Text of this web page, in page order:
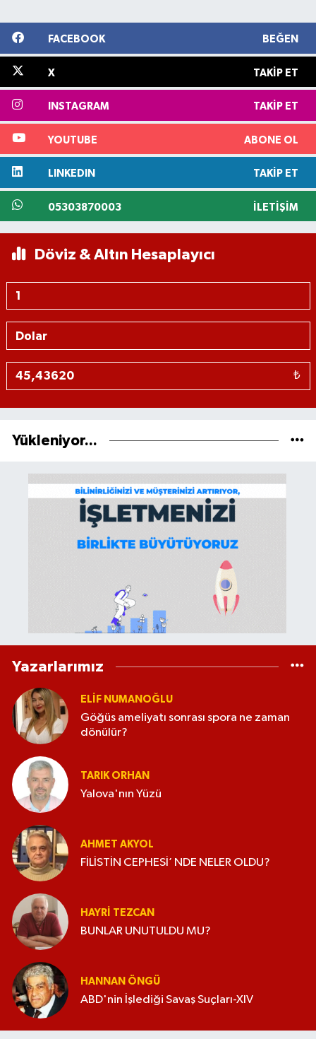
FACEBOOK BEĞEN
X TAKIP ET
INSTAGRAM TAKIP ET
YOUTUBE ABONE OL
LINKEDIN TAKIP ET
05303870003 İLETIŞIM
Döviz & Altın Hesaplayıcı
₺
Yükleniyor...
Yazarlarımız
ELİF NUMANOĞLU
Göğüs ameliyatı sonrası spora ne zaman
dönülür?
TARIK ORHAN
Yalova'nın Yüzü
AHMET AKYOL
FİLİSTİN CEPHESİ’ NDE NELER OLDU?
HAYRI TEZCAN
BUNLAR UNUTULDU MU?
HANNAN ÖNGÜ
ABD'nin İşlediği Savaş Suçları-XIV